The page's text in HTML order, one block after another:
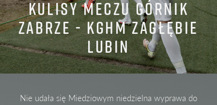
KULISY MECZU GÓRNIK
ZABRZE - KGHM ZAGŁĘBIE
LUBIN
Nie udała się Miedziowym niedzielna wyprawa do